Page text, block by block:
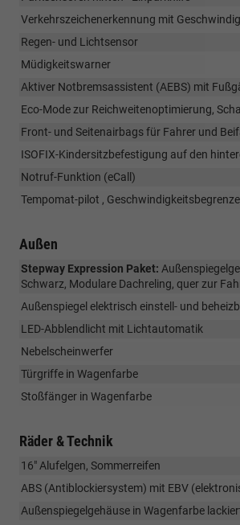
Verkehrszeichenerkennung mit
Regen- und Lichtsensor
Müdigkeitswarner
Aktiver Notbremsassistent (AEBS) mit
Eco-Mode zur Reichweitenoptimierung,
Front- und Seitenairbags für Fahrer und
ISOFIX-Kindersitzbefestigung auf den
Notruf-Funktion (eCall)
Tempomat-pilot ,
Außen
Stepway Expression Paket:
Schwarz, Modulare Dachreling, quer zur
Außenspiegel elektrisch einstell- und
LED-Abblendlicht mit Lichtautomatik
Nebelscheinwerfer
Türgriffe in Wagenfarbe
Stoßfänger in Wagenfarbe
Räder & Technik
16" Alufelgen, Sommerreifen
ABS (Antiblockiersystem) mit EBV
Außenspiegelgehäuse in Wagenfarbe